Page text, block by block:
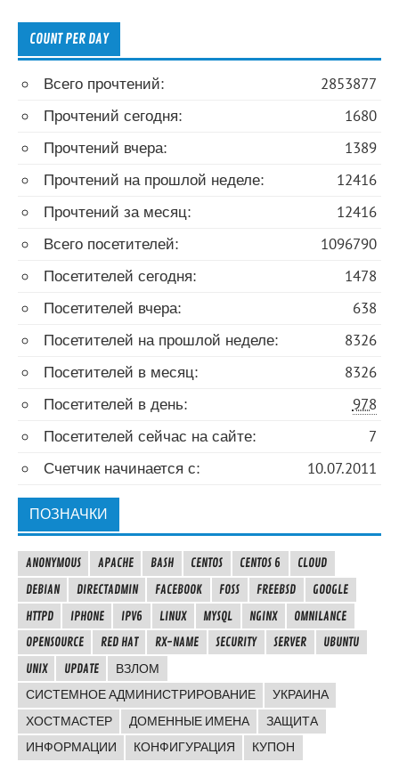
COUNT PER DAY
2853877
Всего прочтений:
1680
Прочтений сегодня:
1389
Прочтений вчера:
12416
Прочтений на прошлой неделе:
12416
Прочтений за месяц:
1096790
Всего посетителей:
1478
Посетителей сегодня:
638
Посетителей вчера:
8326
Посетителей на прошлой неделе:
8326
Посетителей в месяц:
978
Посетителей в день:
7
Посетителей сейчас на сайте:
10.07.2011
Счетчик начинается с:
ПОЗНАЧКИ
ANONYMOUS APACHE BASH CENTOS CENTOS 6
CLOUD
DEBIAN
DIRECTADMIN FACEBOOK FOSS FREEBSD
GOOGLE
HTTPD
IPHONE IPV6 LINUX MYSQL NGINX
OMNILANCE
OPENSOURCE
RED HAT RX-NAME SECURITY SERVER
UBUNTU
UNIX
UPDATE
ВЗЛОМ
СИСТЕМНОЕ АДМИНИСТРИРОВАНИЕ
УКРАИНА
ХОСТМАСТЕР
ДОМЕННЫЕ ИМЕНА
ЗАЩИТА
ИНФОРМАЦИИ
КОНФИГУРАЦИЯ КУПОН